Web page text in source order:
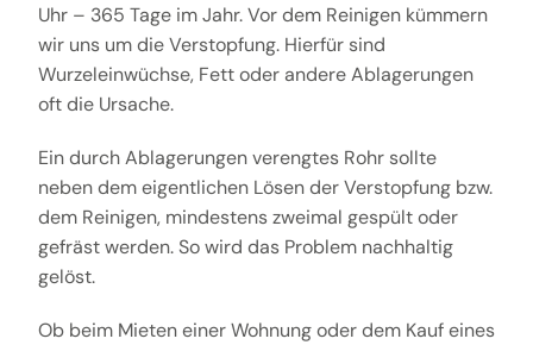
Uhr – 365 Tage im Jahr. Vor dem Reinigen kümmern
wir uns um die Verstopfung. Hierfür sind
Wurzeleinwüchse, Fett oder andere Ablagerungen
oft die Ursache.
Ein durch Ablagerungen verengtes Rohr sollte
neben dem eigentlichen Lösen der Verstopfung bzw.
dem Reinigen, mindestens zweimal gespült oder
gefräst werden. So wird das Problem nachhaltig
gelöst.
Ob beim Mieten einer Wohnung oder dem Kauf eines